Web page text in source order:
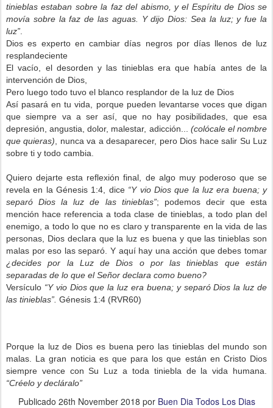
tinieblas estaban sobre la faz del abismo, y el Espíritu de Dios se
movía sobre la faz de las aguas. Y dijo Dios: Sea la luz; y fue la
luz”
Dios es experto en cambiar días negros por días llenos de luz
resplandeciente
El vacío, el desorden y las tinieblas era que había antes de la
intervención de Dios,
Pero luego todo tuvo el blanco resplandor de la luz de Dios
Así pasará en tu vida, porque pueden levantarse voces que digan
que siempre va a ser así, que no hay posibilidades, que esa
depresión, angustia, dolor, malestar, adicción... (colócale el nombre
que quieras) , nunca va a desaparecer, pero Dios hace salir Su Luz
sobre ti y todo cambia.
Quiero dejarte esta reflexión final, de algo muy poderoso que se
revela en la Génesis 1:4, dice “Y vio Dios que la luz era buena; y
separó Dios la luz de las tinieblas”; podemos decir que esta
mención hace referencia a toda clase de tinieblas, a todo plan del
enemigo, a todo lo que no es claro y transparente en la vida de las
personas, Dios declara que la luz es buena y que las tinieblas son
malas por eso las separó. Y aquí hay una acción que debes tomar
¿decides por la Luz de Dios o por las tinieblas que están
separadas de lo que el Señor declara como bueno?
Versículo “Y vio Dios que la luz era buena; y separó Dios la luz de
las tinieblas”. Génesis 1:4 (RVR60)
Porque la luz de Dios es buena pero las tinieblas del mundo son
malas. La gran noticia es que para los que están en Cristo Dios
siempre vence con Su Luz a toda tiniebla de la vida humana.
“Créelo y decláralo”
Publicado 26th November 2018 por Buen Dia Todos Los Dias